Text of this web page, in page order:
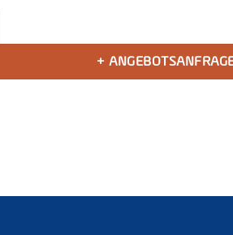
F701 Menge
+